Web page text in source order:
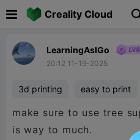
Creality Cloud 
LearningAsIGo
20:12 11-19-2025
3d printing easy to print
make sure to use tree
is way to much.